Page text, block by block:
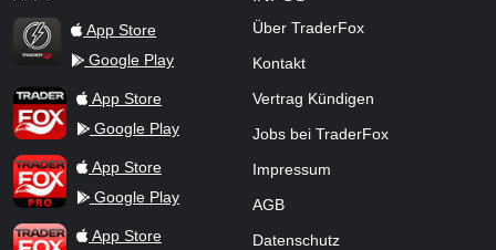
TraderFox Flash
App Store
Google Play
TraderFox AppApp Store
Google Play
TraderFox ProApp Store
Google Play
TraderFox dpa-AFX ProFeed
App Store
Über TraderFox
Kontakt
Vertrag Kündigen
Jobs bei TraderFox
Impressum
AGB
Datenschutz